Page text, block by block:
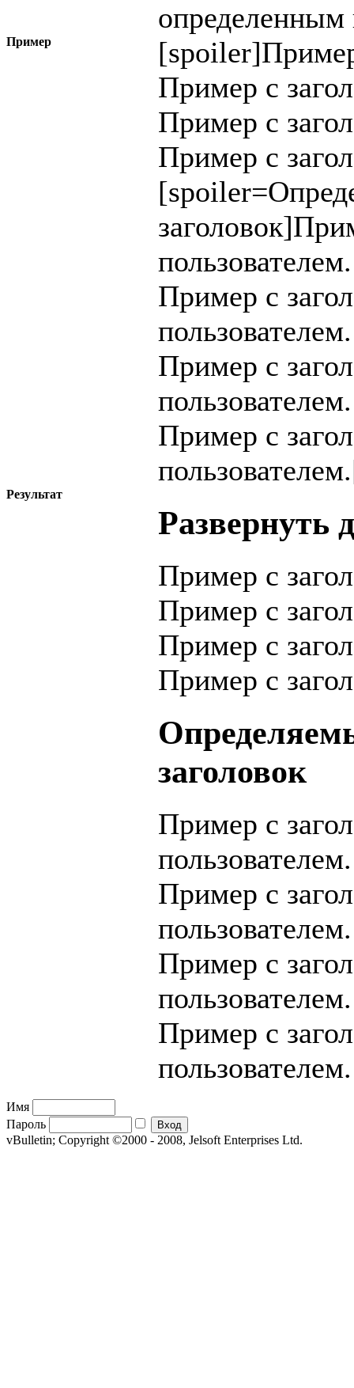
определенным
Пример
Пример с
Пример с
Пример с
пользователем.
Пример с
пользователем.
Пример с
пользователем.
Пример с
Результат
Развернуть
Пример с
Пример с
Пример с
Пример с
заголовок
Пример с
пользователем.
Пример с
пользователем.
Пример с
пользователем.
Пример с
пользователем.
Имя
Пароль
vBulletin; Copyright ©2000 - 2008, Jelsoft Enterprises Ltd.